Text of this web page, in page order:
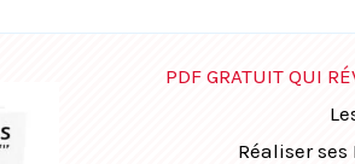
PDF GRATUIT QUI
Réaliser